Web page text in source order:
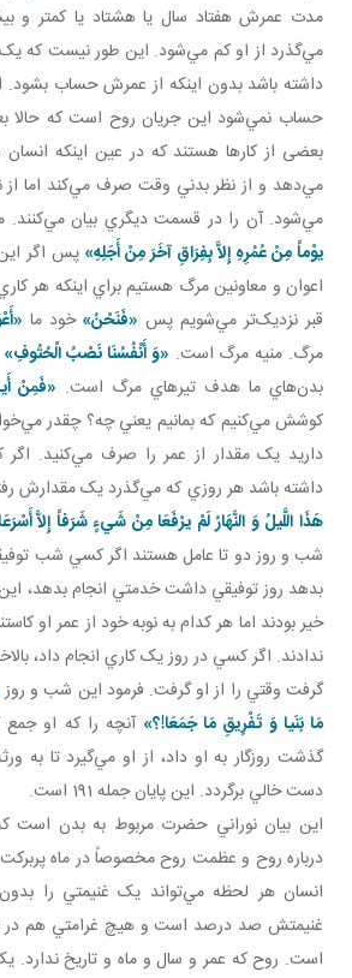
مدت عمرش هفتاد سال يا هشتاد يا کمتر و
مي‌گذرد از او کم مي‌شود. اين طور نيست که
داشته باشد بدون اينکه از عمرش حساب بشود.
حساب نمي‌شود اين جريان روح است که حالا
بعضی از کارها هستند که در عين اينکه انسان
مي‌دهد و از نظر بدني وقت صرف مي‌کند اما از
مي‌شود. آن را در قسمت ديگري بيان مي‌کنند.
يوْماً مِنْ عُمُرِهِ إِلاَّ بِفِرَاقِ آخَرَ مِنْ أَجَلِهِ» پس اگر
اعوان و معاونين مرگ هستيم براي اينکه هر
قبر نزديک‌تر مي‌شويم پس «فَنَحْنُ» خود ما
مرگ. منيه مرگ است. «وَ أَنْفُسُنَا نَصْبُ الْحُتُوفِ»
بدن‌هاي ما هدف تيرهاي مرگ است. «فَمِنْ
کوشش مي‌کنيم که بمانيم يعني چه؟ چقدر
داريد يک مقدار از عمر را صرف مي‌کنيد.
داشته باشد هر روزي که مي‌گذرد يک مقدارش
هَذَا اللَّيلُ وَ النَّهَارُ لَمْ يرْفَعَا مِنْ شَيءٍ شَرَفاً إِلاَّ
شب و روز دو تا عامل‌ هستند اگر کسي شب
بدهد روز توفيقي داشت خدمتي انجام بدهد،
خير بودند اما هر کدام به نوبه خود از عمر او
ندادند. اگر کسي در روز يک کاري انجام داد،
گرفت وقتي را از او گرفت. فرمود اين شب و روز
مَا بَنَيا وَ تَفْرِيقِ مَا جَمَعَا!؟» آنچه را که او
گذشت روزگار به او داد، از او مي‌گيرد تا به
دست خالي برگردد. اين پايان جمله 191 است.
اين بيان نوراني حضرت مربوط به بدن است
درباره روح و عظمت روح مخصوصاً در ماه
انسان هر لحظه مي‌تواند يک غنيمتي را
غنيمتش صد درصد است و هيچ غرامتي هم در
است. روح که عمر و سال و ماه و تاريخ ندارد.